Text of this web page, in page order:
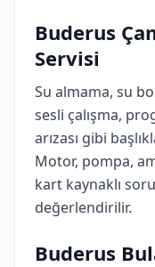
Buderus
Servisi
Su almama, su
sesli çalışma,
arızası gibi
Motor, pompa,
kart kaynaklı
değerlendirilir.
Buderus